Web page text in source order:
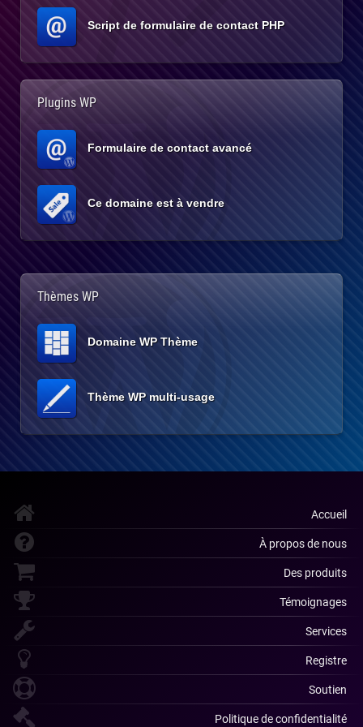
Script de formulaire de contact PHP
Plugins WP
Formulaire de contact avancé
Ce domaine est à vendre
Thèmes WP
Domaine WP Thème
Thème WP multi-usage
Accueil
À propos de nous
Des produits
Témoignages
Services
Registre
Soutien
Politique de confidentialité